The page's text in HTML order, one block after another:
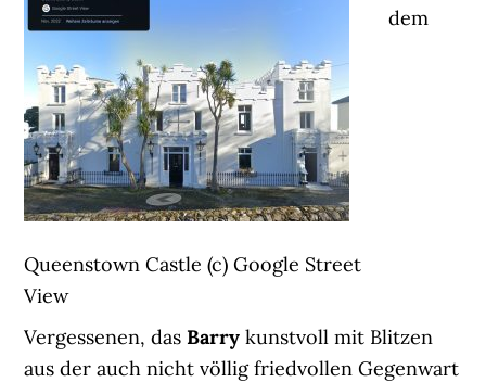
Queenstown Castle (c) Google Street
View
dem
Vergessenen, dasBarry kunstvoll mit Blitzen
aus der auch nicht völlig friedvollen Gegenwart